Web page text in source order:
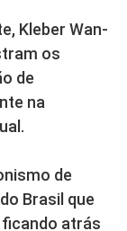
Kleber Wan-
os
de
na
de
Brasil que
atrás